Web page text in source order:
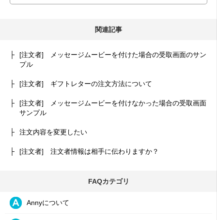
Annyについて
FAQカテゴリ
関連記事
[注文者] メッセージムービーを付けた場合の受取画面のサン
プル
[注文者] ギフトレターの注文方法について
[注文者] メッセージムービーを付けなかった場合の受取画面
サンプル
注文内容を変更したい
[注文者] 注文者情報は相手に伝わりますか？